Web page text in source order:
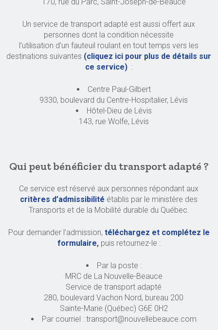
170, rue du Parc, Saint-Joseph-de-Beauce
Un service de transport adapté est aussi offert aux
personnes dont la condition nécessite
l’utilisation d’un fauteuil roulant en tout temps vers les
destinations suivantes (cliquez ici pour plus de détails sur
ce service):
Centre Paul-Gilbert
9330, boulevard du Centre-Hospitalier, Lévis
Hôtel-Dieu de Lévis
143, rue Wolfe, Lévis
Qui peut bénéficier du transport adapté ?
Ce service est réservé aux personnes répondant aux
critères d’admissibilité établis par le ministère des
Transports et de la Mobilité durable du Québec.
Pour demander l’admission, téléchargez et complétez le
formulaire,puis retournez-le :
Par la poste :
MRC de La Nouvelle-Beauce
Service de transport adapté
280, boulevard Vachon Nord, bureau 200
Sainte-Marie (Québec) G6E 0H2
Par courriel : transport@nouvellebeauce.com